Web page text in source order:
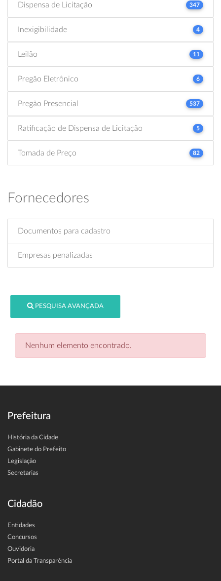
Dispensa de Licitação 347
Inexigibilidade 4
Leilão 11
Pregão Eletrônico 6
Pregão Presencial 537
Ratificação de Dispensa de Licitação 5
Tomada de Preço 82
Fornecedores
Documentos para cadastro
Empresas penalizadas
PESQUISA AVANÇADA
Nenhum elemento encontrado.
Prefeitura
História da Cidade
Gabinete do Prefeito
Legislação
Secretarias
Cidadão
Entidades
Concursos
Ouvidoria
Portal da Transparência